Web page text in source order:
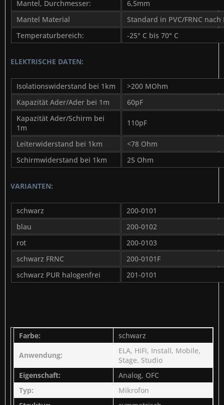
Mantel, Durchmesser:
6,5mm
Mantel Material
Standard in PVC/FRNC
Temperaturbereich:
-25° C bis 70° C
ELEKTRISCHE DATEN:
Isolationswiderstand bei 1km
>200 MOhm
Kapazität Ader/Ader bei 1m
60pF
Kapazität Ader/Schirm bei
1m
110pF
Leiterwiderstand bei 1km
<78 Ohm
Schirmwiderstand bei 1km
25 Ohm
VARIANTEN:
schwarz
200-0101
blau
200-0102
rot
200-0103
schwarz FRNC
200-0101F
schwarz PUR halogenfrei
201-0101
Farbe: schwarz
Anwendung:
ELA, HiFi, Install, Mobile,
Stage, Studio
Eigenschaft:
Analog, OFC
Typ:
Mikrofon